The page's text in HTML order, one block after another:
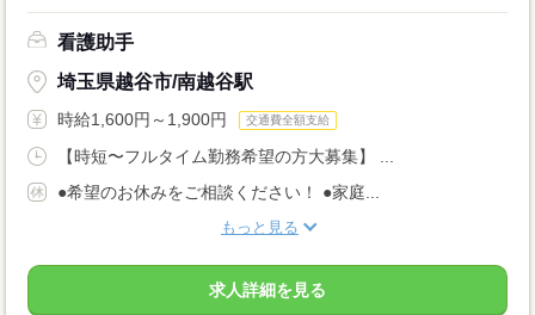
看護助手
埼玉県越谷市/南越谷駅
時給1,600円～1,900円 交通費全額支給
【時短〜フルタイム勤務希望の方大募集】 ...
●希望のお休みをご相談ください！ ●家庭...
もっと見る
求人詳細を見る